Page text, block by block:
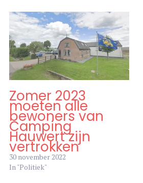
Zomer 2023
moeten alle
bewoners van
Camping
Hauwert zijn
vertrokken
30 november 2022
In "Politiek"